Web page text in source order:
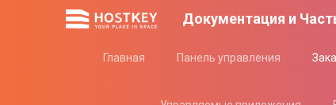
Документация и
Главная Панель управления